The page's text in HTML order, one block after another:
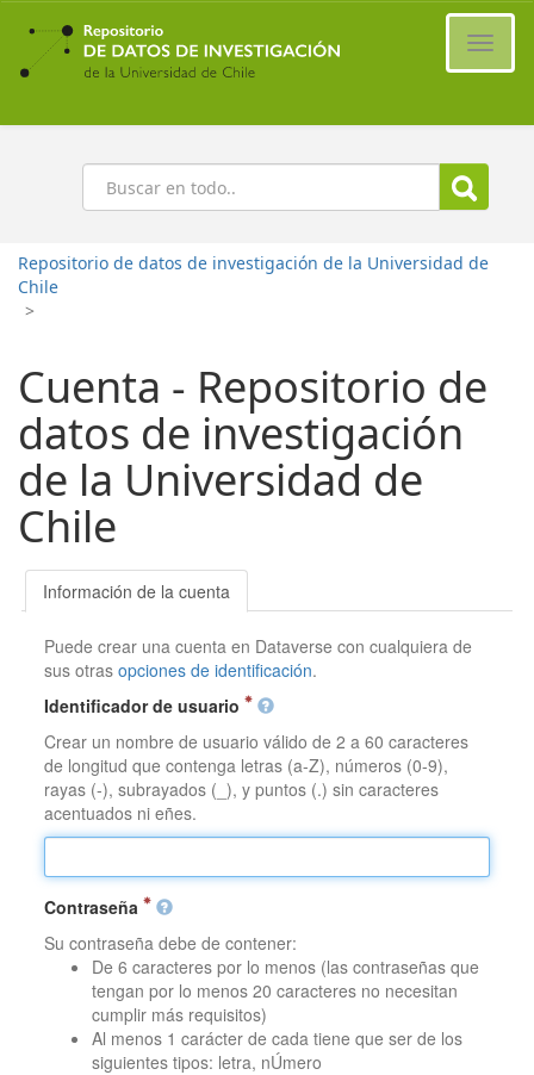
Ir
contenido
principal
Buscar
Repositorio de datos de investigación de la Universidad de
Chile
>
Cuenta - Repositorio de
datos de investigación
de la Universidad de
Chile
Información de la cuenta
Puede crear una cuenta en Dataverse con cualquiera de
sus otrasopciones de identificación.
Identificador de usuario
Crear un nombre de usuario válido de 2 a 60 caracteres
de longitud que contenga letras (a-Z), números (0-9),
rayas (-), subrayados (_), y puntos (.) sin caracteres
acentuados ni eñes.
Contraseña
Su contraseña debe de contener:
De 6 caracteres por lo menos (las contraseñas que
tengan por lo menos 20 caracteres no necesitan
cumplir más requisitos)
Al menos 1 carácter de cada tiene que ser de los
siguientes tipos: letra, nÚmero